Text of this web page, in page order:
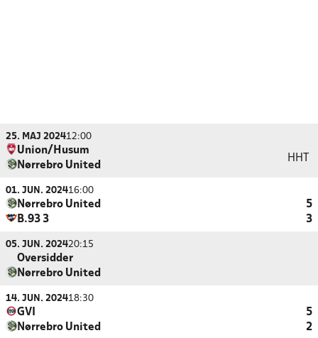
25. MAJ 202412:00
Union/Husum
Nørrebro United
HHT
01. JUN. 202416:00
Nørrebro United
5
B.93 3
3
05. JUN. 202420:15
Oversidder
Nørrebro United
14. JUN. 202418:30
GVI
5
Nørrebro United
2